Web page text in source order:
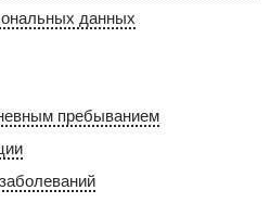
данных
пребыванием